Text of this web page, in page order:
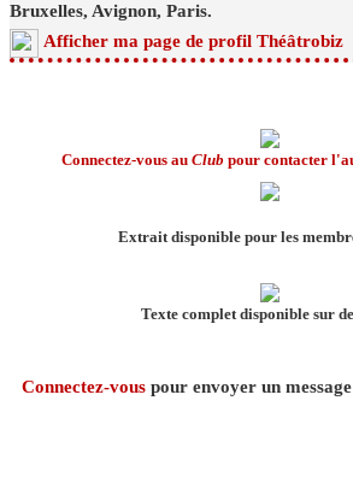
Bruxelles, Avignon, Paris.
Afficher ma page de profil Théâtrobiz
Connectez-vous au Club pour contacter
Extrait disponible pour les
Texte complet disponible sur
Connectez-vous pour envoyer un